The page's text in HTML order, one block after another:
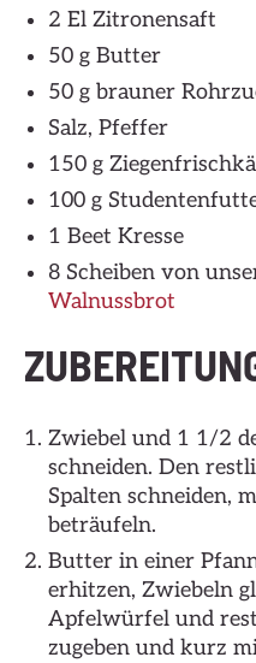
2 El Zitronensaft
50 g Butter
50 g brauner
Salz, Pfeffer
150 g
100 g
1 Beet Kresse
8 Scheiben von
Walnussbrot
Zwiebel und 1 1/2
schneiden. Den
Spalten schneiden,
beträufeln.
Butter in einer
erhitzen, Zwiebeln
Apfelwürfel und
zugeben und kurz